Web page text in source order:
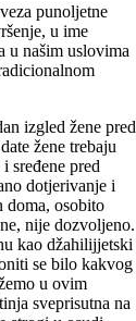
punoljetne
u ime
u našim uslovima
izgled žene pred
žene trebaju
sređene pred
dotjerivanje i
doma, osobito
nije dozvoljeno.
kao džahilijjetski
se bilo kakvog
u ovim
sveprisutna na